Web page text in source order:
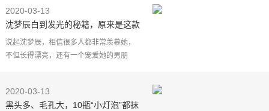
淡化斑点美白皮
2020-03-13
沈梦辰白到发光的秘籍，原来是这款
平价小灯泡，效果看得见
说起沈梦辰，相信很多人都非常羡慕她，
不但长得漂亮，还有一个宠爱她的男朋
白又细腻的皮肤。
2020-03-13
黑头多、毛孔大，10瓶“小灯泡”都抹